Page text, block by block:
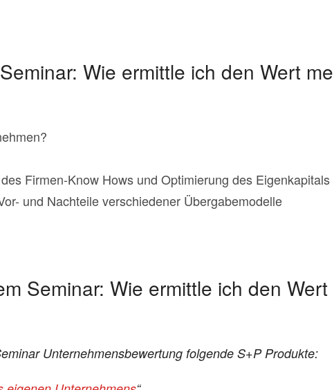
Wie ermittle ich den Wert
Firmen-Know Hows und Optimierung des Eigenkapitals
und Nachteile verschiedener Übergabemodelle
Seminar: Wie ermittle ich den
Unternehmensbewertung folgende S+P Produkte: